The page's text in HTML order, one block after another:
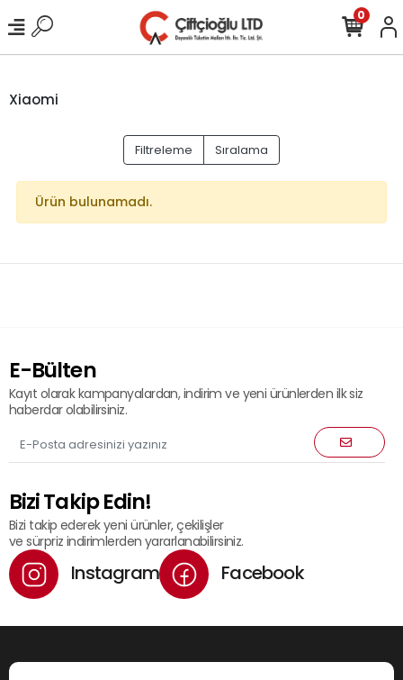
0
Xiaomi
Filtreleme Sıralama
Ürün bulunamadı.
E-Bülten
Kayıt olarak kampanyalardan, indirim ve yeni ürünlerden ilk siz
haberdar olabilirsiniz.
Bizi Takip Edin!
Bizi takip ederek yeni ürünler, çekilişler
ve sürpriz indirimlerden yararlanabilirsiniz.
Instagram Facebook